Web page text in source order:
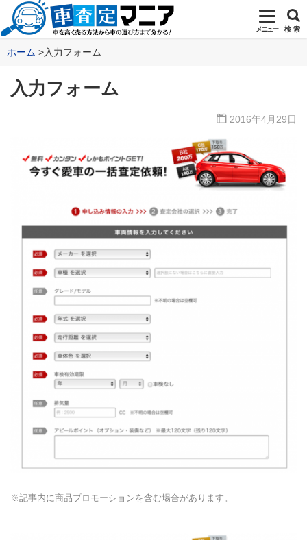
メニュー 検 索
ホーム 入力フォーム
入力フォーム
2016年4月29日
※記事内に商品プロモーションを含む場合があります。